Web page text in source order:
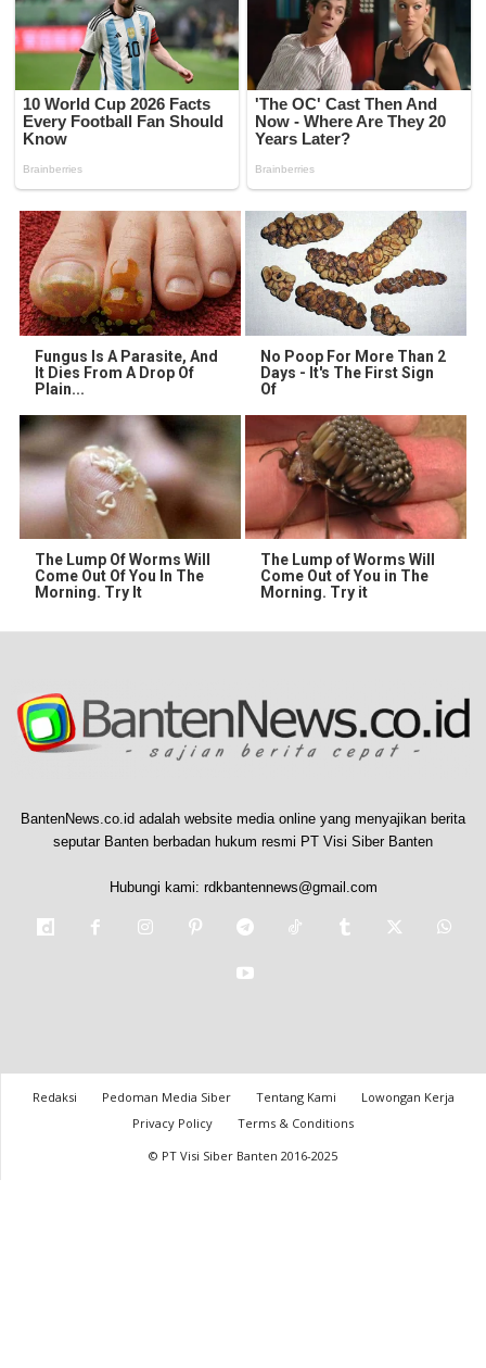
Fungus Is A Parasite, And
It Dies From A Drop Of
Plain...
No Poop For More Than 2
Days - It's The First Sign
Of
The Lump Of Worms Will
Come Out Of You In The
Morning. Try It
The Lump of Worms Will
Come Out of You in The
Morning. Try it
BantenNews.co.id adalah website media online yang menyajikan berita
seputar Banten berbadan hukum resmi PT Visi Siber Banten
Hubungi kami: rdkbantennews@gmail.com
Redaksi Pedoman Media Siber Tentang Kami
Lowongan Kerja
Privacy Policy
Terms & Conditions
© PT Visi Siber Banten 2016-2025